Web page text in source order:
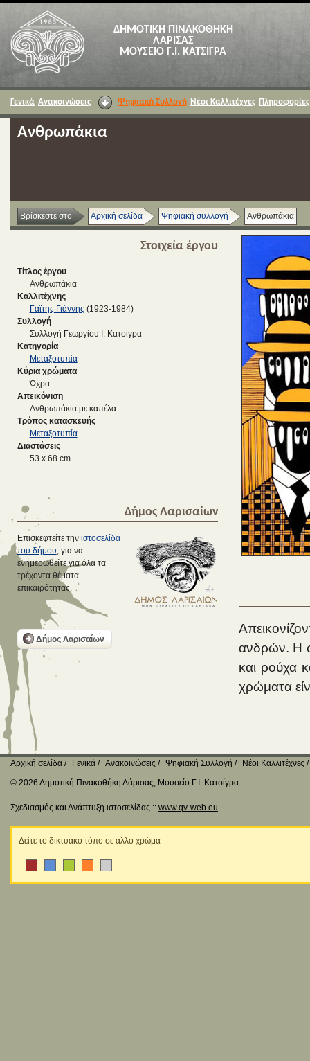
ΔΗΜΟΤΙΚΗ ΠΙΝΑΚΟΘΗΚΗ
ΛΑΡΙΣΑΣ
ΜΟΥΣΕΙΟ Γ.Ι. ΚΑΤΣΙΓΡΑ
Γενικά Ανακοινώσεις Ψηφιακή Συλλογή Νέοι Καλλιτέχνες Πληροφορίες
Ανθρωπάκια
Βρίσκεστε στο Αρχική σελίδα Ψηφιακή συλλογή Ανθρωπάκια
Στοιχεία έργου
Τίτλος έργου
Ανθρωπάκια
Καλλιτέχνης
Γαϊτης Γιάννης (1923-1984)
Συλλογή
Συλλογή Γεωργίου Ι. Κατσίγρα
Κατηγορία
Μεταξοτυπία
Κύρια χρώματα
Ώχρα
Απεικόνιση
Ανθρωπάκια με καπέλα
Τρόπος κατασκευής
Μεταξοτυπία
Διαστάσεις
53 x 68 cm
Δήμος Λαρισαίων
Επισκεφτείτε την ιστοσελίδα
του δήμου, για να
ενημερωθείτε για όλα τα
τρέχοντα θέματα
επικαιρότητας.
Δήμος Λαρισαίων
ανδρών. Η
και ρούχα
χρώματα
Αρχική σελίδα Γενικά Ανακοινώσεις Ψηφιακή Συλλογή
Νέοι Καλλιτέχνες
© 2026 Δημοτική Πινακοθήκη Λάρισας, Μουσείο Γ.Ι. Κατσίγρα
Σχεδιασμός και Ανάπτυξη ιστοσελίδας :: www.qv-web.eu
Δείτε το δικτυακό τόπο σε άλλο χρώμα